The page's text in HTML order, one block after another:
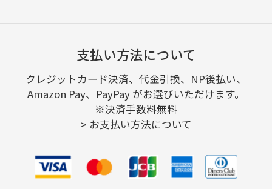
支払い方法について
クレジットカード決済、代金引換、NP後払い、
Amazon Pay、PayPay がお選びいただけます。
※決済手数料無料
> お支払い方法について